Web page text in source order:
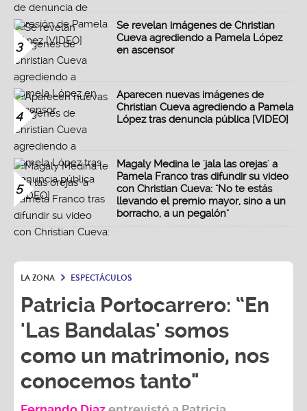
3
Se revelan imágenes de Christian
Cueva agrediendo a Pamela López
en ascensor
4
Aparecen nuevas imágenes de
Christian Cueva agrediendo a Pamela
López tras denuncia pública [VIDEO]
5
Magaly Medina le 'jala las orejas' a
Pamela Franco tras difundir su video
con Christian Cueva: "No te estás
llevando el premio mayor, sino a un
borracho, a un pegalón"
LA ZONA ESPECTÁCULOS
Patricia Portocarrero: “En
'Las Bandalas' somos
como un matrimonio, nos
conocemos tanto"